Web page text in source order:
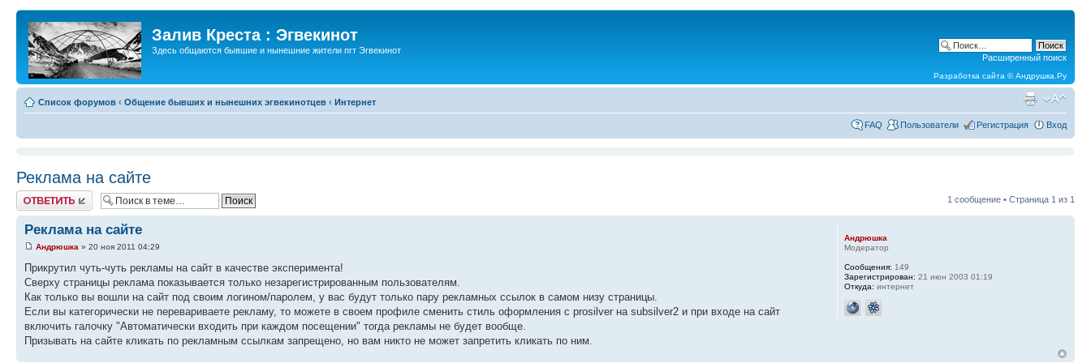
Залив Креста : Эгвекинот
Здесь общаются бывшие и нынешние жители пгт Эгвекинот
Расширенный поиск
Разработка сайта ©Андрушка.Ру
Список форумов ‹ Общение бывших и нынешних эгвекинотцев ‹ Интернет
FAQ Пользователи Регистрация Вход
Реклама на сайте
Ответить 1 сообщение • Страница 1 из 1
Реклама на сайте
Андрюшка » 20 ноя 2011 04:29
Прикрутил чуть-чуть рекламы на сайт в качестве эксперимента!
Сверху страницы реклама показывается только незарегистрированным пользователям.
Как только вы вошли на сайт под своим логином/паролем, у вас будут только пару рекламных ссылок в самом низу страницы.
Если вы категорически не перевариваете рекламу, то можете в своем профиле сменить стиль оформления с prosilver на subsilver2 и при входе на сайт
включить галочку "Автоматически входить при каждом посещении" тогда рекламы не будет вообще.
Призывать на сайте кликать по рекламным ссылкам запрещено, но вам никто не может запретить кликать по ним.
Андрюшка
Модератор
Сообщения: 149
Зарегистрирован: 21 июн 2003 01:19
Откуда: интернет